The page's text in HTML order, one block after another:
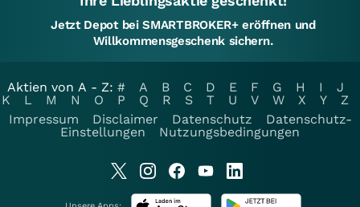
Jetzt Depot bei SMARTBROKER+ eröffnen und
Willkommensgeschenk sichern.
Aktien von A - Z: # A B C D E F G H I
J
K
L M N O P Q R S T U V W X Y
Z
Impressum
Disclaimer Datenschutz
Datenschutz-
Einstellungen
Nutzungsbedingungen